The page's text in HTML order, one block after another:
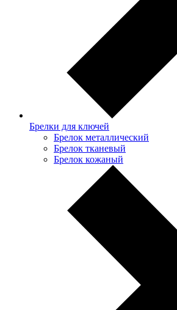
Брелки для ключей
Брелок металлический
Брелок тканевый
Брелок кожаный